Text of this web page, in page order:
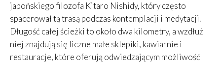
japońskiego filozofa Kitaro Nishidy, który często
spacerował tą trasą podczas kontemplacji i medytacji.
Długość całej ścieżki to około dwa kilometry, a wzdłuż
niej znajdują się liczne małe sklepiki, kawiarnie i
restauracje, które oferują odwiedzającym możliwość